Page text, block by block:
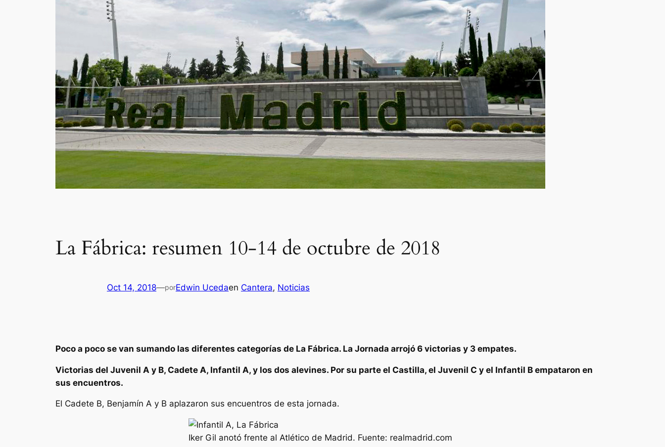
La Fábrica: resumen 10-14 de octubre de 2018
Oct 14, 2018—porEdwin Ucedaen Cantera, Noticias
Poco a poco se van sumando las diferentes categorías de La Fábrica. La Jornada arrojó 6 victorias y 3 empates.
Victorias del Juvenil A y B, Cadete A, Infantil A, y los dos alevines. Por su parte el Castilla, el Juvenil C y el Infantil B empataron en
sus encuentros.
El Cadete B, Benjamín A y B aplazaron sus encuentros de esta jornada.
Iker Gil anotó frente al Atlético de Madrid. Fuente: realmadrid.com